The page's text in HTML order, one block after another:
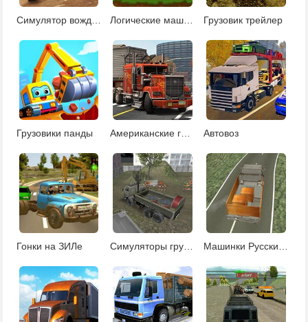
Симулятор вождения грузовика Логические машины Грузовик трейлер
Грузовики панды Американские грузовики парковка Автовоз
Гонки на ЗИЛе Симуляторы грузовиков